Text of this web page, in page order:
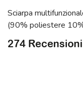
Sciarpa
(90% poliestere